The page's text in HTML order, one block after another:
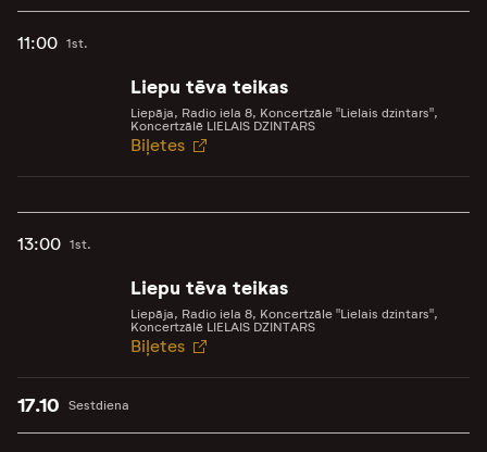
11:00 1st.
Liepu tēva teikas
Liepāja, Radio iela 8, Koncertzāle "Lielais dzintars",
Koncertzālē LIELAIS DZINTARS
Biļetes
13:00 1st.
Liepu tēva teikas
Liepāja, Radio iela 8, Koncertzāle "Lielais dzintars",
Koncertzālē LIELAIS DZINTARS
Biļetes
Sestdiena
17.10